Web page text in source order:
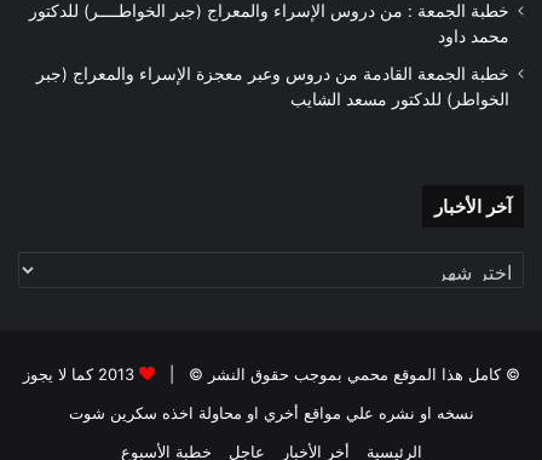
خطبة الجمعة : من دروس الإسراء والمعراج (جبر الخواطــــر) للدكتور
محمد داود
خطبة الجمعة القادمة من دروس وعبر معجزة الإسراء والمعراج (جبر
الخواطر) للدكتور مسعد الشايب
آخر الأخبار
© كامل هذا الموقع محمي بموجب حقوق النشر © |
2013 كما لا يجوز
نسخه او نشره علي مواقع أخري او محاولة اخذه سكرين شوت
الرئيسية
أخر الأخبار عاجل خطبة الأسبوع